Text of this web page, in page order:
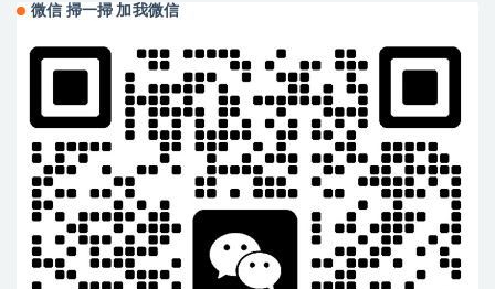
微信 掃一掃 加我微信